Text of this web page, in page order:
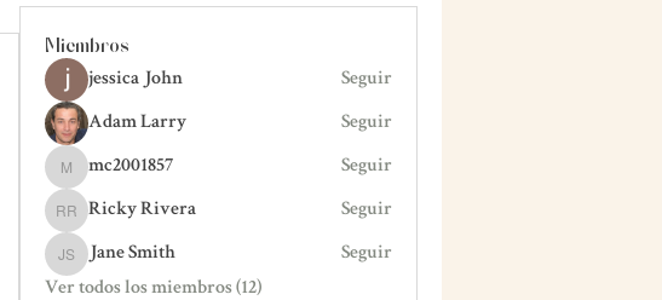
Miembros
jessica John Seguir
Adam Larry Seguir
mc2001857
mc2001857 Seguir
Ricky Rivera
Ricky Rivera Seguir
Jane Smith
Jane Smith
Seguir
Ver todos los miembros (12)